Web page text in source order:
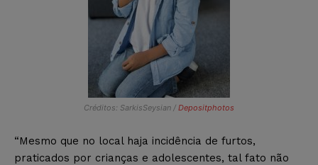
Créditos: SarkisSeysian / Depositphotos
“Mesmo que no local haja incidência de furtos,
praticados por crianças e adolescentes, tal fato não